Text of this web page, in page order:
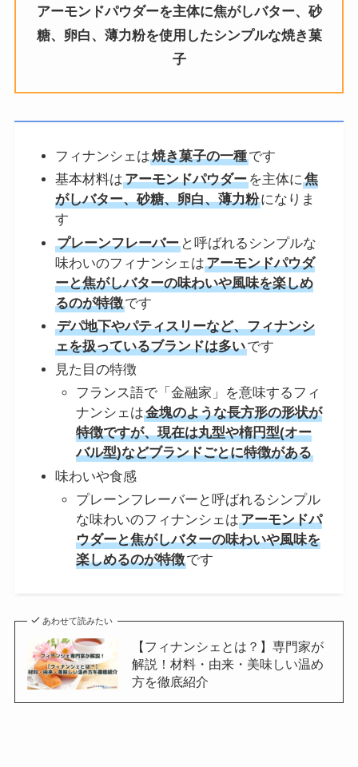
アーモンドパウダーを主体に焦がしバター、砂
糖、卵白、薄力粉を使用したシンプルな焼き菓
子
フィナンシェは焼き菓子の一種です
基本材料はアーモンドパウダーを主体に焦
がしバター、砂糖、卵白、薄力粉になりま
す
プレーンフレーバーと呼ばれるシンプルな
味わいのフィナンシェはアーモンドパウダ
ーと焦がしバターの味わいや風味を楽しめ
るのが特徴です
デパ地下やパティスリーなど、フィナンシ
ェを扱っているブランドは多いです
見た目の特徴
フランス語で「金融家」を意味するフィ
ナンシェは金塊のような長方形の形状が
特徴ですが、現在は丸型や楕円型(オー
バル型)などブランドごとに特徴がある
味わいや食感
プレーンフレーバーと呼ばれるシンプル
な味わいのフィナンシェはアーモンドパ
ウダーと焦がしバターの味わいや風味を
楽しめるのが特徴です
あわせて読みたい
【フィナンシェとは？】専門家が
解説！材料・由来・美味しい温め
方を徹底紹介